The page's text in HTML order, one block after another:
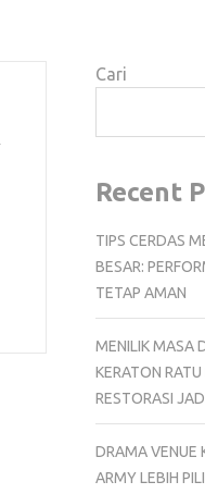
Cari
Recent
TIPS CERDAS
BESAR:
TETAP AMAN
MENILIK MASA
KERATON
RESTORASI
DRAMA VENUE
ARMY LEBIH